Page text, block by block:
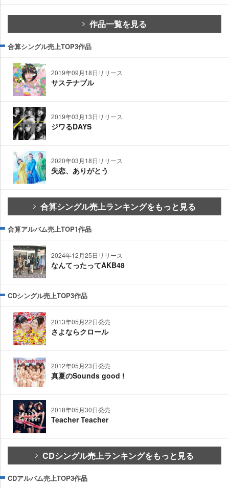
作品一覧を見る
合算シングル売上TOP3作品
2019年09月18日リリース
サステナブル
2019年03月13日リリース
ジワるDAYS
2020年03月18日リリース
失恋、ありがとう
合算シングル売上ランキングをもっと見る
合算アルバム売上TOP1作品
2024年12月25日リリース
なんてったってAKB48
CDシングル売上TOP3作品
2013年05月22日発売
さよならクロール
2012年05月23日発売
真夏のSounds good !
2018年05月30日発売
Teacher Teacher
CDシングル売上ランキングをもっと見る
CDアルバム売上TOP3作品